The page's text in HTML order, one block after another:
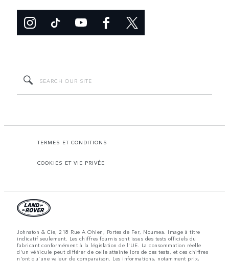
TERMES ET CONDITIONS
COOKIES ET VIE PRIVÉE
Johnston & Cie, 218 Rue A Ohlen, Portes de Fer, Noumea. Image à titre
indicatif seulement. Les chiffres fournis sont issus des tests officiels du
fabricant conformément à la législation de l'UE. La consommation réelle
d'un véhicule peut différer de celle atteinte lors de ces tests, et ces chiffres
n'ont qu'une valeur de comparaison. Les informations, notamment prix,